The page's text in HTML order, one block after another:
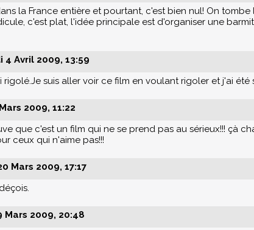
la France entière et pourtant, c'est bien nul! On
c'est plat, l'idée principale est d'organiser une
4 Avril 2009, 13:59
rigolé.Je suis aller voir ce film en voulant rigoler et j'ai été
2009, 11:22
que c'est un film qui ne se prend pas au sérieux!!! çà
ceux qui n'aime pas!!!
Mars 2009, 17:17
Mars 2009, 20:48